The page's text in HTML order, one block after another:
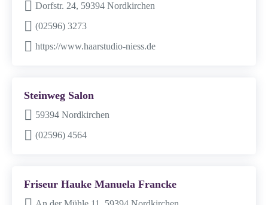
Dorfstr. 24, 59394 Nordkirchen
(02596) 3273
https://www.haarstudio-niess.de
Steinweg Salon
59394 Nordkirchen
(02596) 4564
Friseur Hauke Manuela Francke